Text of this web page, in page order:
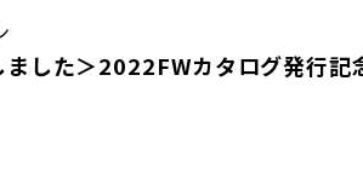
ました＞2022FWカタログ発行